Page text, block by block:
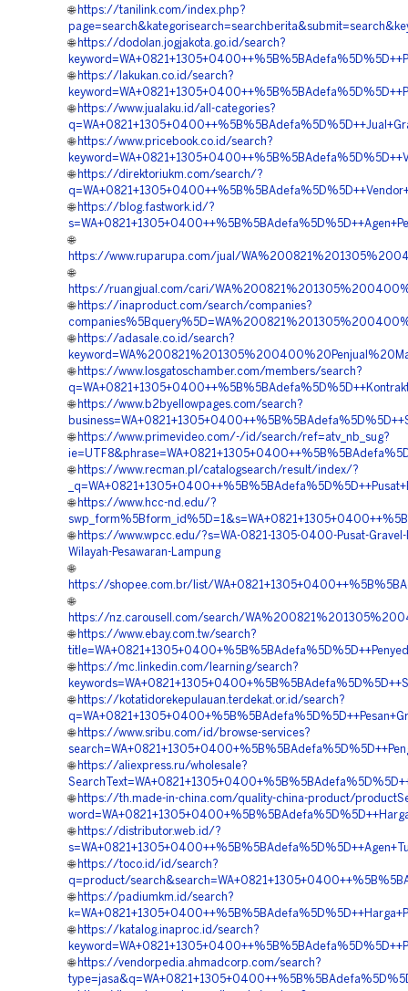
🌐 https://tanilink.com/index.php?
🌐 https://dodolan.jogjakota.go.id/search?
🌐 https://lakukan.co.id/search?
🌐 https://www.jualaku.id/all-categories?
🌐 https://www.pricebook.co.id/search?
🌐 https://direktoriukm.com/search/?
🌐 https://blog.fastwork.id/?
🌐
https://www.ruparupa.com/jual/
🌐
https://ruangjual.com/cari/
🌐 https://inaproduct.com/search/companies?
🌐 https://adasale.co.id/search?
🌐 https://www.losgatoschamber.com/members/search?
🌐 https://www.b2byellowpages.com/search?
🌐 https://www.primevideo.com/-/id/search/ref=atv_nb_sug?
🌐 https://www.recman.pl/catalogsearch/result/index/?
🌐 https://www.hcc-nd.edu/?
🌐 https://www.wpcc.edu/?s=WA-0821-1305-0400-Pusat-Gravel-
Wilayah-Pesawaran-Lampung
🌐
https://shopee.com.br/list/
🌐
https://nz.carousell.com/search/
🌐 https://www.ebay.com.tw/search?
🌐 https://mc.linkedin.com/learning/search?
🌐 https://kotatidorekepulauan.terdekat.or.id/search?
🌐 https://www.sribu.com/id/browse-services?
🌐 https://aliexpress.ru/wholesale?
🌐 https://th.made-in-china.com/quality-china-product/
🌐 https://distributor.web.id/?
🌐 https://toco.id/id/search?
q=product/
🌐 https://padiumkm.id/search?
🌐 https://katalog.inaproc.id/search?
🌐 https://vendorpedia.ahmadcorp.com/search?